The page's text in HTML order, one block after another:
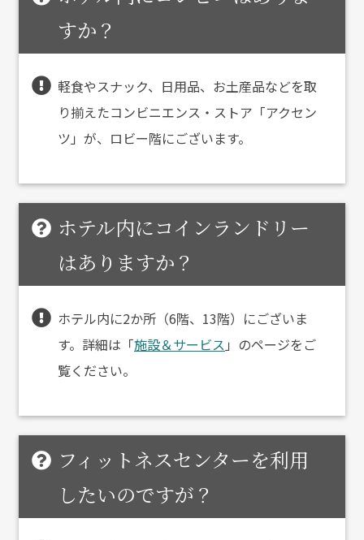
すか？
軽食やスナック、日用品、お土産品などを取
り揃えたコンビニエンス・ストア「アクセン
ツ」が、ロビー階にございます。
ホテル内にコインランドリー
はありますか？
ホテル内に2か所（6階、13階）にございま
す。詳細は「施設＆サービス 」のページをご
覧ください。
フィットネスセンターを利用
したいのですが？